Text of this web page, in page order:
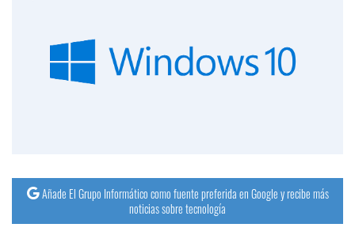
Plataformas
streaming
y
Tutoriales
Añade El Grupo Informático como fuente preferida en Google y recibe más
noticias sobre tecnología